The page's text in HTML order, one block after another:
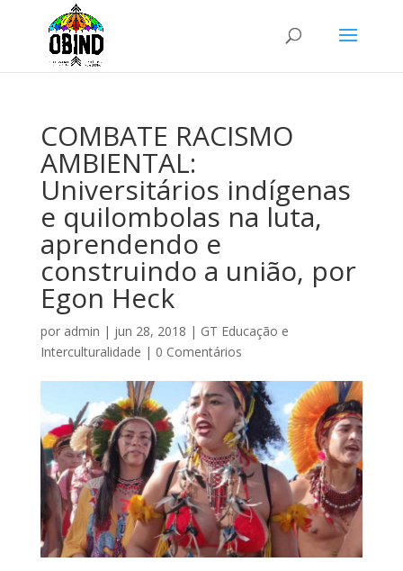
COMBATE RACISMO
AMBIENTAL:
Universitários indígenas
e quilombolas na luta,
aprendendo e
construindo a união, por
Egon Heck
por admin | jun 28, 2018 | GT Educação e
Interculturalidade | 0 Comentários